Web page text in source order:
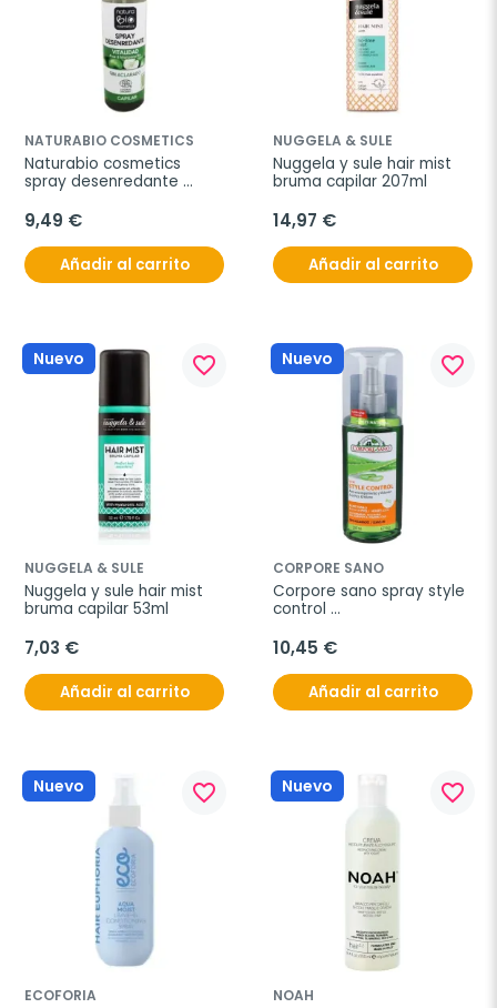
NATURABIO COSMETICS
Naturabio cosmetics
spray desenredante
9,49 €
Añadir al carrito
NUGGELA & SULE
Nuggela y sule hair mist
bruma capilar 207ml
14,97 €
Añadir al carrito
Nuevo favorite_border
NUGGELA & SULE
Nuggela y sule hair mist
bruma capilar 53ml
7,03 €
Añadir al carrito
Nuevo favorite_border
CORPORE SANO
Corpore sano spray style
control
volumen 200
10,45 €
Añadir al carrito
Nuevo favorite_border
ECOFORIA
Nuevo favorite_border
NOAH